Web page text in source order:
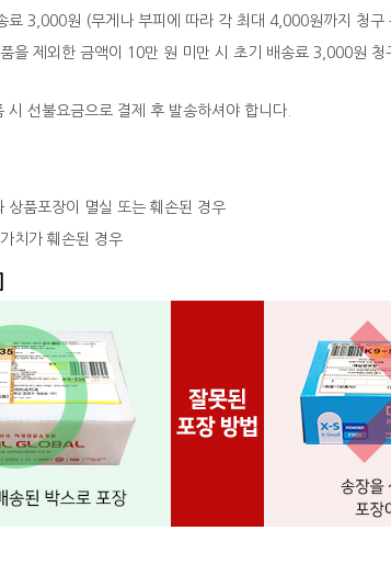
3,000원 (무게나 부피에 따라 각 최대 4,000원까지 청구
을 제외한 금액이 10만 원 미만 시 초기 배송료 3,000원 청
선불요금으로 결제 후 발송하셔야 합니다.
상품포장이 멸실 또는 훼손된 경우
치가 훼손된 경우